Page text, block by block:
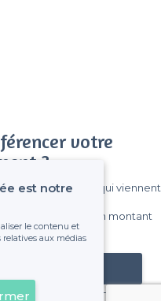
votre
?
de visiteurs qui viennent
vous payez un montant
la facture.
est notre
le contenu et
aux médias